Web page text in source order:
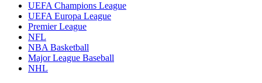
UEFA Champions League
UEFA Europa League
Premier League
NFL
NBA Basketball
Major League Baseball
NHL